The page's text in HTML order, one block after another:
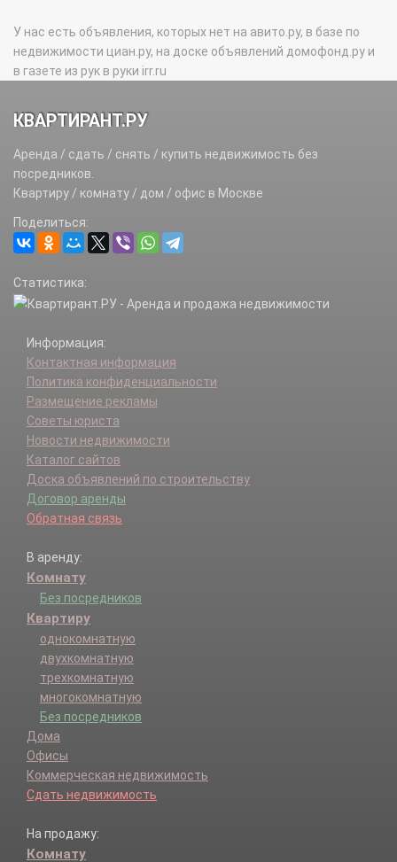
У нас есть объявления, которых нет на авито.ру, в базе по
недвижимости циан.ру, на доске объявлений домофонд.ру и
в газете из рук в руки irr.ru
КВАРТИРАНТ.РУ
Аренда / сдать / снять / купить недвижимость без
посредников.
Квартиру / комнату / дом / офис в Москве
Поделиться:
Статистика:
Информация:
Контактная информация
Политика конфиденциальности
Размещение рекламы
Советы юриста
Новости недвижимости
Каталог сайтов
Доска объявлений по строительству
Договор аренды
Обратная связь
В аренду:
Комнату
Без посредников
Квартиру
однокомнатную
двухкомнатную
трехкомнатную
многокомнатную
Без посредников
Дома
Офисы
Коммерческая недвижимость
Сдать недвижимость
На продажу:
Комнату